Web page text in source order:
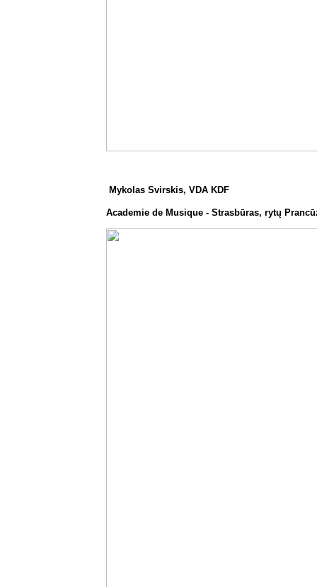
Mykolas Svirskis, VDA KDF
Academie de Musique - Strasbūras, rytų